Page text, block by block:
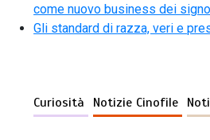
come nuovo business dei
Gli standard di razza, veri e
Curiosità Notizie Cinofile